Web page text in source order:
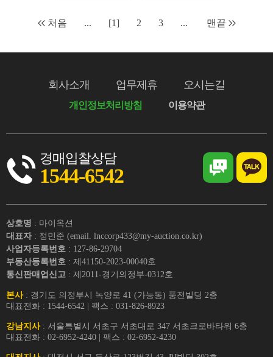
처음 ... [1] 2 3 ... 맨끝
회사소개 업무제휴 오시는길
개인정보처리방침 이용약관
경매입찰상담
1544-6542
상호명 : 마이옥션
대표자 : 정민준 (email. lnccorp433@my-auction.co.kr)
사업자등록번호 : 127-86-29704
부동산등록번호 : 제41150-2023-00040호
통신판매업신고 : 제2011-경기의정부-0312호
본사: 경기도 의정부시 녹양로 41 (가능동) 풍전빌딩 2층
대표전화 : 1544-6542 | 팩스 : 031-826-8923
강남지사: 서울특별시 서초구 서초대로 347 서초크로바타워 6층
대표전화 : 02-6952-4240 | 팩스 : 02-6952-4230